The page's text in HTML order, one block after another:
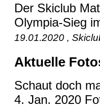
Der Skiclub
Olympia-Sieg
19.01.2020 ,
Aktuelle
Schaut doch
4. Jan. 2020